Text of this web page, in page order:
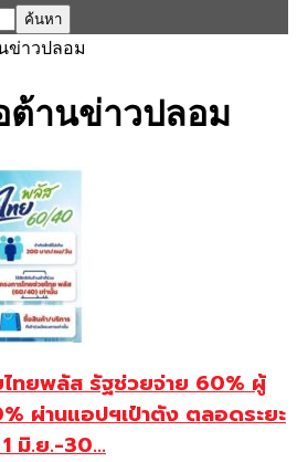
ข่าวปลอม
านข่าวปลอม
ทยพลัส รัฐช่วยจ่าย 60% ผู้
ผ่านแอปฯเป๋าตัง ตลอดระยะ
มิ.ย.-30...